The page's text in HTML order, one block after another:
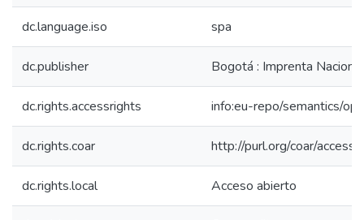
dc.language.iso spa
dc.publisher Bogotá : Imprenta Nacional
dc.rights.accessrights info:eu-repo/semantics/
dc.rights.coar http://purl.org/coar/
dc.rights.local Acceso abierto